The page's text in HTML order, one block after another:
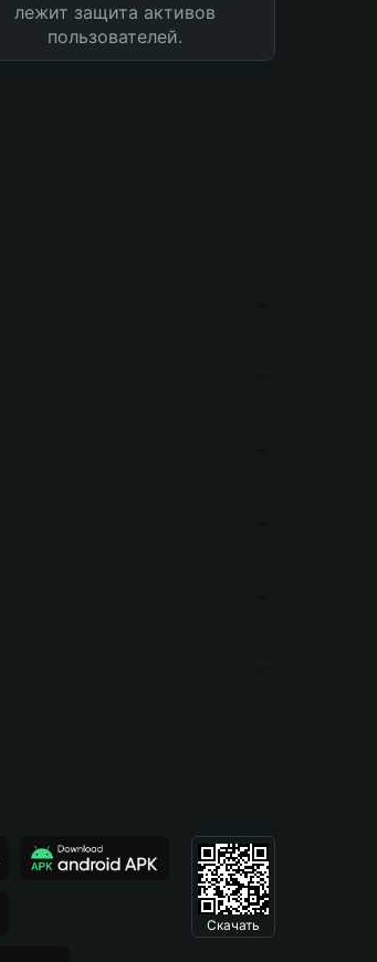
лежит защита активов
пользователей.
Скачать